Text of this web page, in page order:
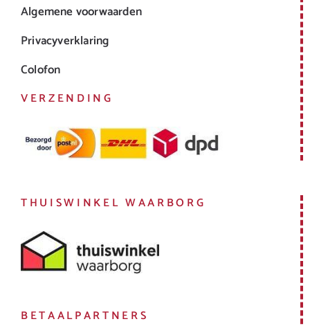
Algemene voorwaarden
Privacyverklaring
Colofon
VERZENDING
THUISWINKEL WAARBORG
BETAALPARTNERS